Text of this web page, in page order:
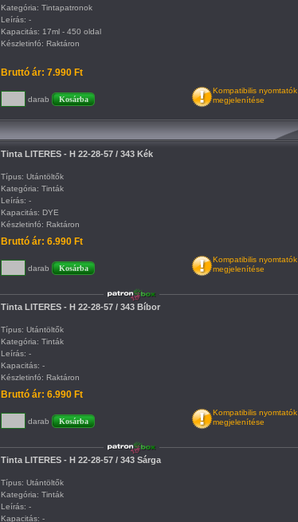
Kategória: Tintapatronok
Leírás: -
Kapacitás: 17ml - 450 oldal
Készletinfó: Raktáron
Bruttó ár: 7.990 Ft
darab
Kompatibilis nyomtatók
megjelenítése
Tinta LITERES - H 22-28-57 / 343 Kék
Típus: Utántöltők
Kategória: Tinták
Leírás: -
Kapacitás: DYE
Készletinfó: Raktáron
Bruttó ár: 6.990 Ft
darab
Kompatibilis nyomtatók
megjelenítése
Tinta LITERES - H 22-28-57 / 343 Bíbor
Típus: Utántöltők
Kategória: Tinták
Leírás: -
Kapacitás: -
Készletinfó: Raktáron
Bruttó ár: 6.990 Ft
darab
Kompatibilis nyomtatók
megjelenítése
Tinta LITERES - H 22-28-57 / 343 Sárga
Típus: Utántöltők
Kategória: Tinták
Leírás: -
Kapacitás: -